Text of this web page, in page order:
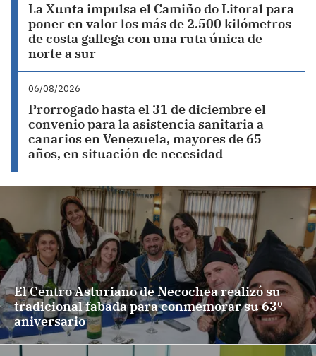
La Xunta impulsa el Camiño do Litoral para
poner en valor los más de 2.500 kilómetros
de costa gallega con una ruta única de
norte a sur
06/08/2026
Prorrogado hasta el 31 de diciembre el
convenio para la asistencia sanitaria a
canarios en Venezuela, mayores de 65
años, en situación de necesidad
El Centro Asturiano de Necochea realizó su
tradicional fabada para conmemorar su 63º
aniversario